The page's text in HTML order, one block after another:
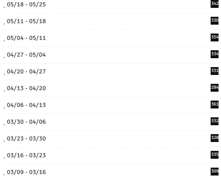
05/18 - 05/25 342
05/11 - 05/18 330
05/04 - 05/11 354
04/27 - 05/04 334
04/20 - 04/27 331
04/13 - 04/20 284
04/06 - 04/13 361
03/30 - 04/06 332
03/23 - 03/30 328
03/16 - 03/23 335
03/09 - 03/16 309